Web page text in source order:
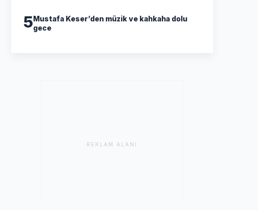
5Mustafa Keser’den müzik ve kahkaha dolu
gece
REKLAM ALANI